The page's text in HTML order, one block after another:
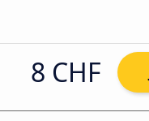
8 CHF